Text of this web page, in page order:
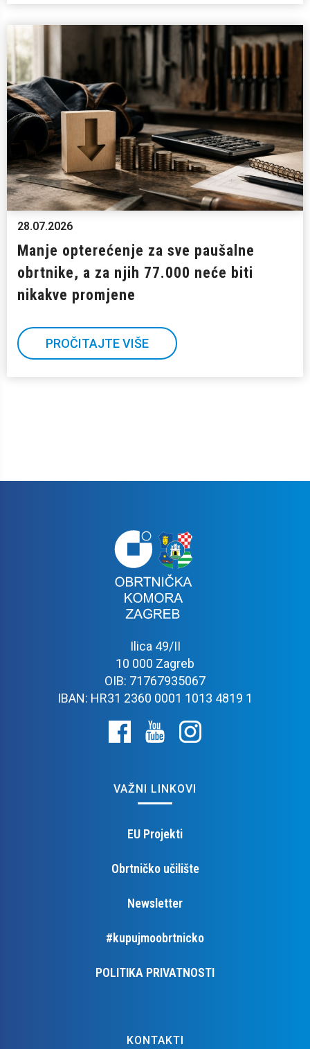
28.07.2026
Manje opterećenje za sve paušalne
obrtnike, a za njih 77.000 neće biti
nikakve promjene
PROČITAJTE VIŠE
Ilica 49/II
10 000 Zagreb
OIB: 71767935067
IBAN: HR31 2360 0001 1013 4819 1
VAŽNI LINKOVI
EU Projekti
Obrtničko učilište
Newsletter
#kupujmoobrtnicko
POLITIKA PRIVATNOSTI
KONTAKTI